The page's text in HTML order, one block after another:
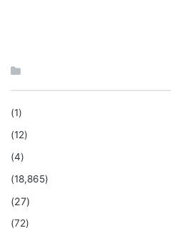
(1)
(12)
(4)
(18,865)
(27)
(72)